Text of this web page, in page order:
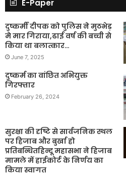
E-Paper
दुष्कर्मी दीपक को पुलिस ने मुठभेड़
मे मार गिराया,ढाई वर्ष की बच्ची से
किया था बलात्कार…
June 7, 2025
दुष्कर्म का वांछित अभियुक्त
गिरफ्तार
February 26, 2024
सुरक्षा की दृष्टि से सार्वजनिक स्थल
पर हिजाब और बुर्खा हो
प्रतिबन्धितहिन्दू महासभा ने हिजाब
मामले में हाईकोर्ट के निर्णय का
किया स्वागत